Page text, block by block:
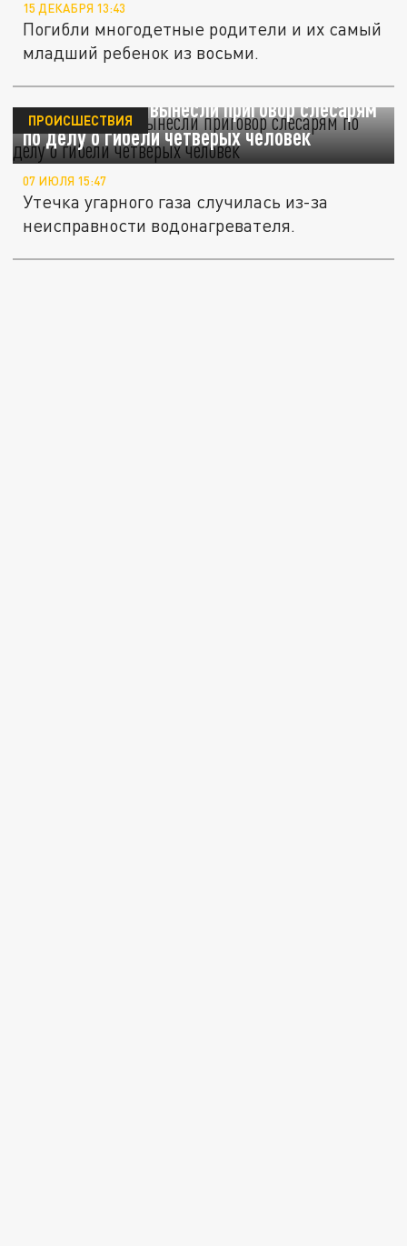
15 ДЕКАБРЯ 13:43
Погибли многодетные родители и их самый
младший ребенок из восьми.
В Подмосковье вынесли приговор слесарям
по делу о гибели четверых человек
ПРОИСШЕСТВИЯ
07 ИЮЛЯ 15:47
Утечка угарного газа случилась из-за
неисправности водонагревателя.